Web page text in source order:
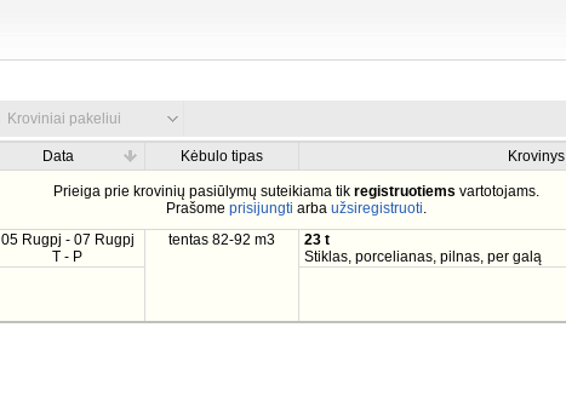
Kroviniai pakeliui
Data Kėbulo tipas Krovinys
Prieiga prie krovinių pasiūlymų suteikiama tikregistruotiems vartotojams.
Prašomeprisijungti arbaužsiregistruoti.
05 Rugpj - 07 Rugpj
T - P
tentas 82-92 m3
23 t
Stiklas, porcelianas, pilnas, per galą